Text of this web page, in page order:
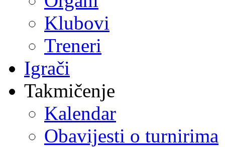
Klubovi
Treneri
Igrači
Takmičenje
Kalendar
Obavijesti o turnirima